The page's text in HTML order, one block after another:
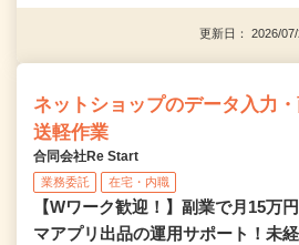
更新日： 2026/
ネットショップのデータ入力
送軽作業
合同会社Re Start
業務委託 在宅・内職
【Wワーク歓迎！】副業で月15万
マアプリ出品の運用サポート！未